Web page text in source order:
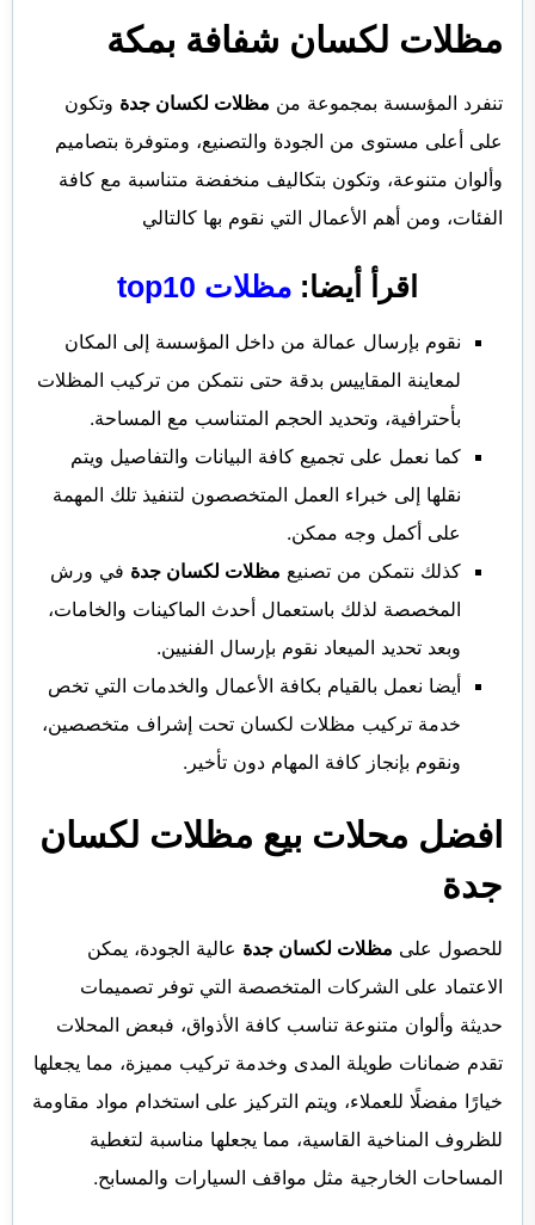
مظلات لكسان شفافة بمكة
تنفرد المؤسسة بمجموعة من مظلات لكسان جدة وتكون
على أعلى مستوى من الجودة والتصنيع، ومتوفرة بتصاميم
وألوان متنوعة، وتكون بتكاليف منخفضة متناسبة مع كافة
الفئات، ومن أهم الأعمال التي نقوم بها كالتالي
اقرأ أيضا: مظلات top10
نقوم بإرسال عمالة من داخل المؤسسة إلى المكان
لمعاينة المقاييس بدقة حتى نتمكن من تركيب المظلات
بأحترافية، وتحديد الحجم المتناسب مع المساحة.
كما نعمل على تجميع كافة البيانات والتفاصيل ويتم
نقلها إلى خبراء العمل المتخصصون لتنفيذ تلك المهمة
على أكمل وجه ممكن.
كذلك نتمكن من تصنيع مظلات لكسان جدة في ورش
المخصصة لذلك باستعمال أحدث الماكينات والخامات،
وبعد تحديد الميعاد نقوم بإرسال الفنيين.
أيضا نعمل بالقيام بكافة الأعمال والخدمات التي تخص
خدمة تركيب مظلات لكسان تحت إشراف متخصصين،
ونقوم بإنجاز كافة المهام دون تأخير.
افضل محلات بيع مظلات لكسان
جدة
للحصول على مظلات لكسان جدة عالية الجودة، يمكن
الاعتماد على الشركات المتخصصة التي توفر تصميمات
حديثة وألوان متنوعة تناسب كافة الأذواق، فبعض المحلات
تقدم ضمانات طويلة المدى وخدمة تركيب مميزة، مما يجعلها
خيارًا مفضلًا للعملاء، ويتم التركيز على استخدام مواد مقاومة
للظروف المناخية القاسية، مما يجعلها مناسبة لتغطية
المساحات الخارجية مثل مواقف السيارات والمسابح.